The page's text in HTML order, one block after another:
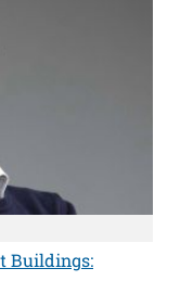
Buildings: